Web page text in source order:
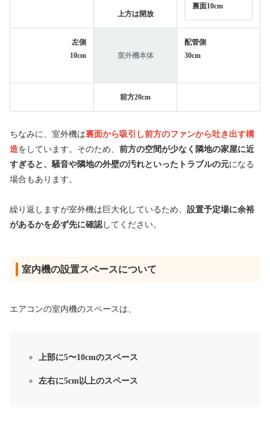
上方は開放
裏面10cm
左側
10cm
室外機本体
配管側
30cm
前方20cm
ちなみに、室外機は裏面から吸引し前方のファンから吐き出す構
造をしています。そのため、 前方の空間が少なく隣地の家屋に近
すぎると、騒音や隣地の外壁の汚れといったトラブルの元になる
場合もあります。
繰り返しますが室外機は巨大化しているため、 設置予定場に余裕
があるかを必ず先に確認してください。
室内機の設置スペースについて
エアコンの室内機のスペースは、
上部に5〜10cmのスペース
左右に5cm以上のスペース